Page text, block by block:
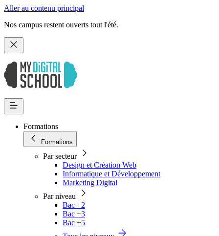
Aller au contenu principal
Nos campus restent ouverts tout l'été.
Formations
Formations
Par secteur
Design et Création Web
Informatique et Développement
Marketing Digital
Par niveau
Bac +2
Bac +3
Bac +5